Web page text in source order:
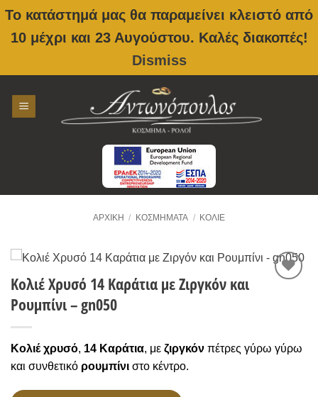
Το κατάστημά μας θα παραμείνει κλειστό από
10 μέχρι και 23 Αυγούστου. Καλές διακοπές!
Dismiss
content
ΑΡΧΙΚΉ / ΚΟΣΜΉΜΑΤΑ / ΚΟΛΙΈ
Κολιέ Χρυσό 14 Καράτια με Ζιργκόν και
Ρουμπίνι – gn050
Κολιέ χρυσό, 14 Καράτια, με ζιργκόν πέτρες γύρω γύρω
και συνθετικό ρουμπίνι στο κέντρο.